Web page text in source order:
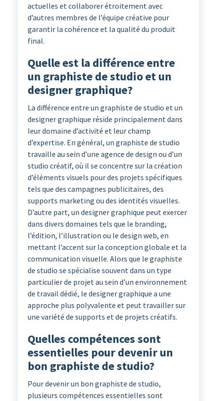
actuelles et collaborer étroitement avec
d’autres membres de l’équipe créative pour
garantir la cohérence et la qualité du produit
final.
Quelle est la différence entre
un graphiste de studio et un
designer graphique?
La différence entre un graphiste de studio et un
designer graphique réside principalement dans
leur domaine d’activité et leur champ
d’expertise. En général, un graphiste de studio
travaille au sein d’une agence de design ou d’un
studio créatif, où il se concentre sur la création
d’éléments visuels pour des projets spécifiques
tels que des campagnes publicitaires, des
supports marketing ou des identités visuelles.
D’autre part, un designer graphique peut exercer
dans divers domaines tels que le branding,
l’édition, l’illustration ou le design web, en
mettant l’accent sur la conception globale et la
communication visuelle. Alors que le graphiste
de studio se spécialise souvent dans un type
particulier de projet au sein d’un environnement
de travail dédié, le designer graphique a une
approche plus polyvalente et peut travailler sur
une variété de supports et de projets créatifs.
Quelles compétences sont
essentielles pour devenir un
bon graphiste de studio?
Pour devenir un bon graphiste de studio,
plusieurs compétences essentielles sont